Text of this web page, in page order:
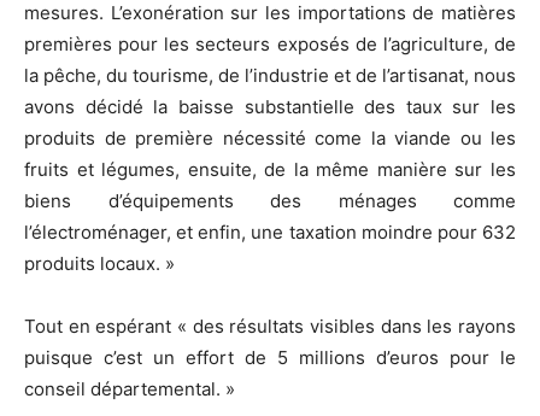
mesures. L’exonération sur les importations de matières
premières pour les secteurs exposés de l’agriculture, de
la pêche, du tourisme, de l’industrie et de l’artisanat, nous
avons décidé la baisse substantielle des taux sur les
produits de première nécessité come la viande ou les
fruits et légumes, ensuite, de la même manière sur les
biens d’équipements des ménages comme
l’électroménager, et enfin, une taxation moindre pour 632
produits locaux. »
Tout en espérant « des résultats visibles dans les rayons
puisque c’est un effort de 5 millions d’euros pour le
conseil départemental. »